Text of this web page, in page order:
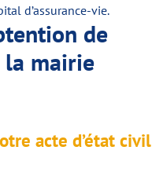
d’assurance-vie.
de
la mairie
acte d’état civil